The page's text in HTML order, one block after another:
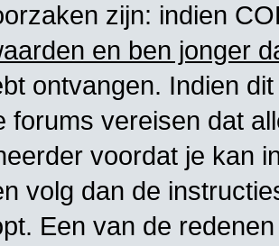
zijn: indien
en ben jonger
ontvangen. Indien
forums vereisen dat
voordat je kan
volg dan de
Een van de